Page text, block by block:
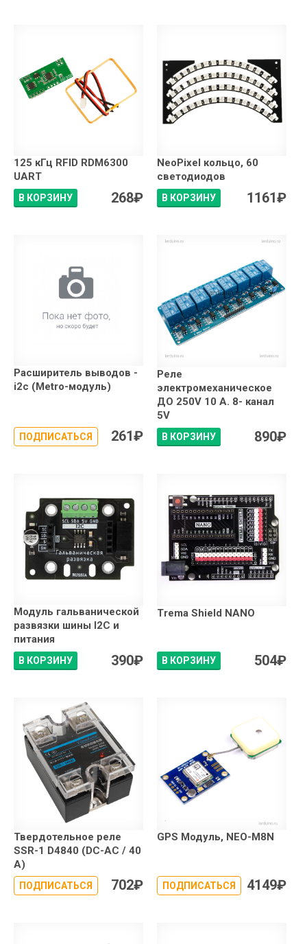
125 кГц RFID RDM6300
UART
В КОРЗИНУ 268₽
NeoPixel кольцо, 60
светодиодов
В КОРЗИНУ 1161₽
Расширитель выводов -
i2c (Metro-модуль)
ПОДПИСАТЬСЯ 261₽
Реле
электромеханическое
ДО 250V 10 А. 8- канал
5V
В КОРЗИНУ 890₽
Модуль гальванической
развязки шины I2C и
питания
В КОРЗИНУ 390₽
Trema Shield NANO
В КОРЗИНУ 504₽
Твердотельное реле
SSR-1 D4840 (DC-AC / 40
А)
ПОДПИСАТЬСЯ 702₽
GPS Модуль, NEO-M8N
ПОДПИСАТЬСЯ 4149₽